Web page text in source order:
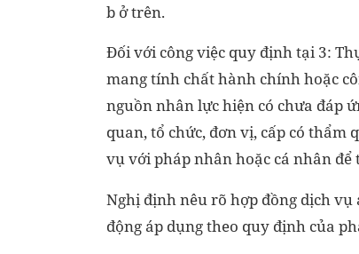
b ở trên.
Đối với công việc quy định tại 3:
mang tính chất hành chính hoặc
nguồn nhân lực hiện có chưa đáp
quan, tổ chức, đơn vị, cấp có
vụ với pháp nhân hoặc cá nhân để
Nghị định nêu rõ hợp đồng dịch
động áp dụng theo quy định của